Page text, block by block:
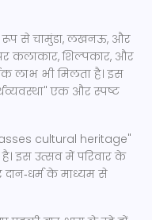
रूप से चामुंडा, लखनऊ, और
कलाकार, शिल्पकार, और
लाभ भी मिलता है। इस
एक और स्पष्ट
cultural heritage"
इस उत्सव में परिवार के
के माध्यम से